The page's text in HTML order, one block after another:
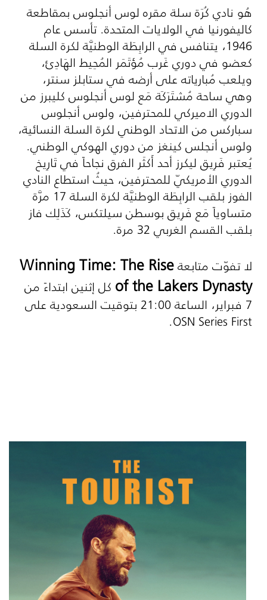
هُو نادي كُرَة سلة مقره لوس أنجلوس بمقاطعة
كاليفورنيا في الولايات المتحدة. تأسس عام
1946، يتنافس في الرابِطَة الوطنيَّة لكرة السلة
كعضو في دوري غَرب مُؤتَمَر المُحِيط الهَادِئ،
ويلعب مُبارياته على أرضه في ستابلز سنتر،
وهي ساحة مُشتَرَكَة مَع لوس أنجلوس كليبرز من
الدوري الاميركي للمحترفين، ولوس أنجلوس
سباركس من الاتحاد الوطني لكرة السلة النسائية،
ولوس أنجلس كينغز من دوري الهوكي الوطني.
يُعتبر فَرِيق ليكرز أحد أَكثَر الفرق نجاحاً في تَارِيخ
الدوري الأمريكيّ للمحترفين، حيثُ استطاع النادي
الفوز بلقب الرابِطَة الوطنيَّة لكرة السلة 17 مرَّة
متساوياً مَع فَرِيق بوسطن سيلتكس، كَذَلِك فاز
بلقب القسم الغربي 32 مرة.
لا تفوّت متابعةWinning Time: The Rise
of the Lakers Dynasty كل إثنين ابتداءً من
7 فبراير، الساعة 21:00 بتوقيت السعودية على
OSN Series First
.